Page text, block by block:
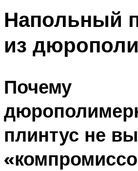
Меню
Напольный
из
Почему
плинтус не